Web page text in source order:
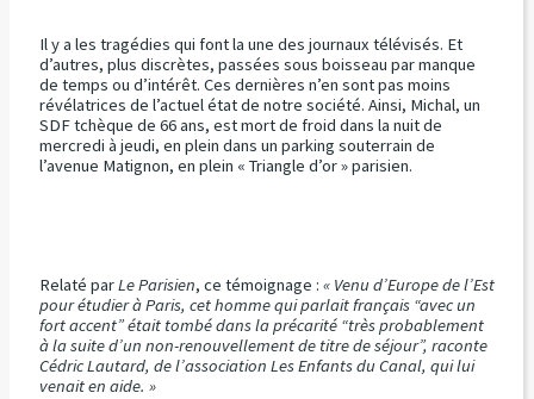
Il y a les tragédies qui font la une des journaux télévisés. Et
d’autres, plus discrètes, passées sous boisseau par manque
de temps ou d’intérêt. Ces dernières n’en sont pas moins
révélatrices de l’actuel état de notre société. Ainsi, Michal, un
SDF tchèque de 66 ans, est mort de froid dans la nuit de
mercredi à jeudi, en plein dans un parking souterrain de
l’avenue Matignon, en plein « Triangle d’or » parisien.
Relaté parLe Parisien, ce témoignage : « Venu d’Europe de l’Est
pour étudier à Paris, cet homme qui parlait français “avec un
fort accent” était tombé dans la précarité “très probablement
à la suite d’un non-renouvellement de titre de séjour”, raconte
Cédric Lautard, de l’association Les Enfants du Canal, qui lui
venait en aide. »